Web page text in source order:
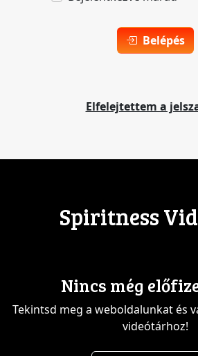
Belépés
Elfelejtettem a
Spiritness
Nincs még
Tekintsd meg a weboldalunkat és
videótárhoz!